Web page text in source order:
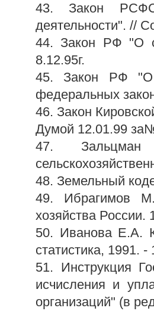
43. Закон
деятельности". //
44. Закон РФ "О
8.12.95г.
45. Закон РФ "О
федеральных
46. Закон
Думой 12.01.99
47. Зальцман
48. Земельный
49. Ибрагимов
хозяйства
50. Иванова Е.А.
статистика, 1991. -
51. Инструкция
исчисления и
организаций" (в